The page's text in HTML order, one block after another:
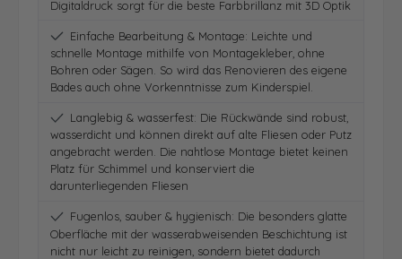
Digitaldruck sorgt für die beste Farbbrillanz mit 3D Optik
Einfache Bearbeitung & Montage: Leichte und
schnelle Montage mithilfe von Montagekleber, ohne
Bohren oder Sägen. So wird das Renovieren des eigene
Bades auch ohne Vorkenntnisse zum Kinderspiel.
Langlebig & wasserfest: Die Rückwände sind robust,
wasserdicht und können direkt auf alte Fliesen oder Putz
angebracht werden. Die nahtlose Montage bietet keinen
Platz für Schimmel und konserviert die
darunterliegenden Fliesen
Fugenlos, sauber & hygienisch: Die besonders glatte
Oberfläche mit der wasserabweisenden Beschichtung ist
nicht nur leicht zu reinigen, sondern bietet dadurch